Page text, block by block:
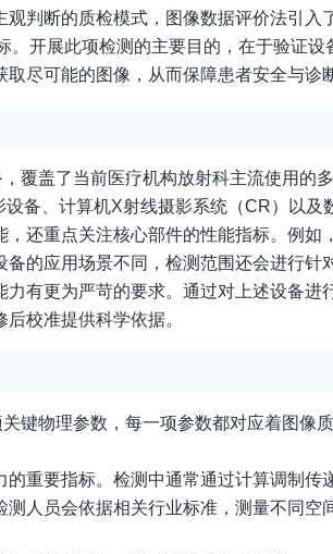
判断的质检模式，图像数据评价法引
开展此项检测的主要目的，在于验证
尽可能的图像，从而保障患者安全与诊
覆盖了当前医疗机构放射科主流使用的
备、计算机X射线摄影系统（CR）以及
还重点关注核心部件的性能指标。例
的应用场景不同，检测范围还会进行针
有更为严苛的要求。通过对上述设备
校准提供科学依据。
键物理参数，每一项参数都对应着图像
重要指标。检测中通常通过计算调制
人员会依据相关行业标准，测量不同